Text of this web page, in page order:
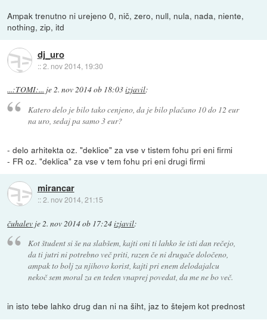
Ampak trenutno ni urejeno 0, nič, zero, null, nula, nada, niente,
nothing, zip, itd
dj_uro
::2. nov 2014, 19:30
...:TOMI:... je2. nov 2014 ob 18:03izjavil:
Katero delo je bilo tako cenjeno, da je bilo plačano 10 do 12 eur
na uro, sedaj pa samo 3 eur?
- delo arhitekta oz. "deklice" za vse v tistem fohu pri eni firmi
- FR oz. "deklica" za vse v tem fohu pri eni drugi firmi
mirancar
::2. nov 2014, 21:15
čuhalev je2. nov 2014 ob 17:24izjavil:
Kot študent si še na slabšem, kajti oni ti lahko še isti dan rečejo,
da ti jutri ni potrebno več priti, razen če ni drugače določeno,
ampak to bolj za njihovo korist, kajti pri enem delodajalcu
nekoč sem moral za en teden vnaprej povedat, da me ne bo več.
in isto tebe lahko drug dan ni na šiht, jaz to štejem kot prednost